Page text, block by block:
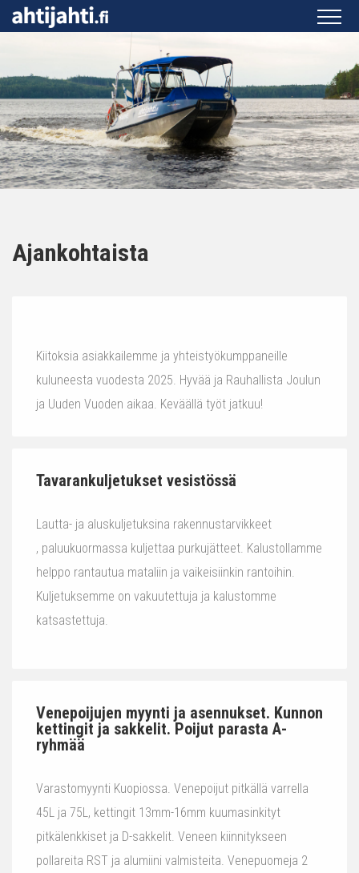
Ajankohtaista
Kiitoksia asiakkailemme ja yhteistyökumppaneille
kuluneesta vuodesta 2025. Hyvää ja Rauhallista Joulun
ja Uuden Vuoden aikaa. Keväällä työt jatkuu!
Tavarankuljetukset vesistössä
Lautta- ja aluskuljetuksina rakennustarvikkeet
, paluukuormassa kuljettaa purkujätteet. Kalustollamme
helppo rantautua mataliin ja vaikeisiinkin rantoihin.
Kuljetuksemme on vakuutettuja ja kalustomme
katsastettuja.
Venepoijujen myynti ja asennukset. Kunnon
kettingit ja sakkelit. Poijut parasta A-
ryhmää
Varastomyynti Kuopiossa. Venepoijut pitkällä varrella
45L ja 75L, kettingit 13mm-16mm kuumasinkityt
pitkälenkkiset ja D-sakkelit. Veneen kiinnitykseen
pollareita RST ja alumiini valmisteita. Venepuomeja 2